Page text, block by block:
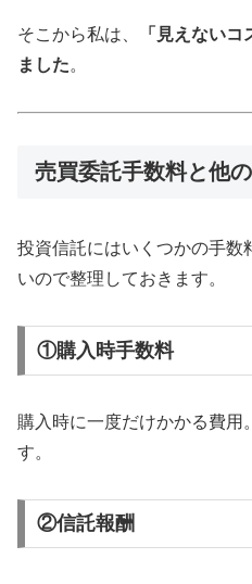
そこから私は、
「見えない
ました。
売買委託手数料と他
投資信託にはいくつかの手数
いので整理しておきます。
①購入時手数料
購入時に一度だけかかる費
す。
②信託報酬